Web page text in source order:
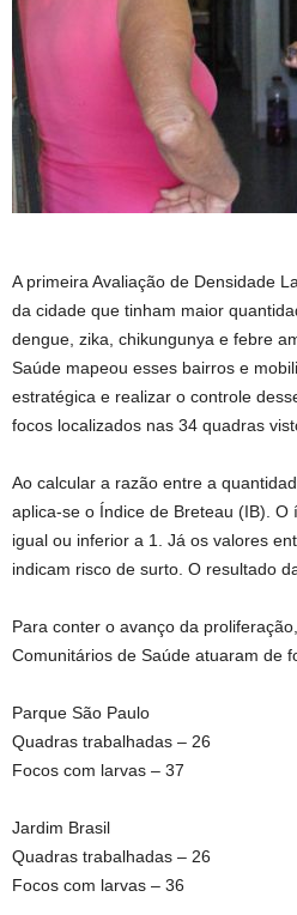
A primeira Avaliação de Densidade
da cidade que tinham maior
dengue, zika, chikungunya e febre
Saúde mapeou esses bairros e
estratégica e realizar o controle
focos localizados nas 34 quadras
Ao calcular a razão entre a
aplica-se o Índice de Breteau (IB).
igual ou inferior a 1. Já os valores
indicam risco de surto. O resultado
Para conter o avanço da
Comunitários de Saúde atuaram de
Parque São Paulo
Quadras trabalhadas – 26
Focos com larvas – 37
Jardim Brasil
Quadras trabalhadas – 26
Focos com larvas – 36